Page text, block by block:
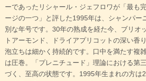
ーであったリシャール・ジェフロワが「最も
ージの一つ」と評した1995年は、シャンパー
別な年号です。30年の熟成を経た今、ブリオ
トアーモンド、ドライアプリコットの深い香
泡立ちは細かく持続的です。口中を満たす複
は圧巻。「プレニチュード」理論における第
づく、至高の状態です。1995年生まれの方は